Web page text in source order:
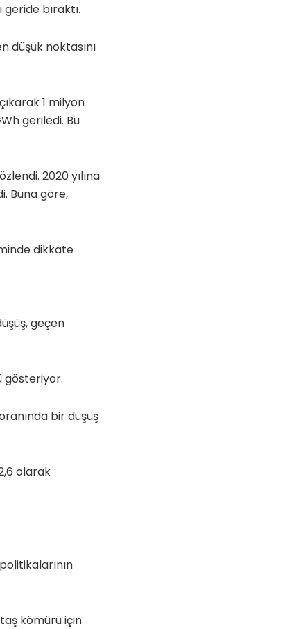
bıraktı.
düşük noktasını
1 milyon
geriledi. Bu
2020 yılına
Buna göre,
dikkate
geçen
gösteriyor.
bir düşüş
olarak
taş kömürü için